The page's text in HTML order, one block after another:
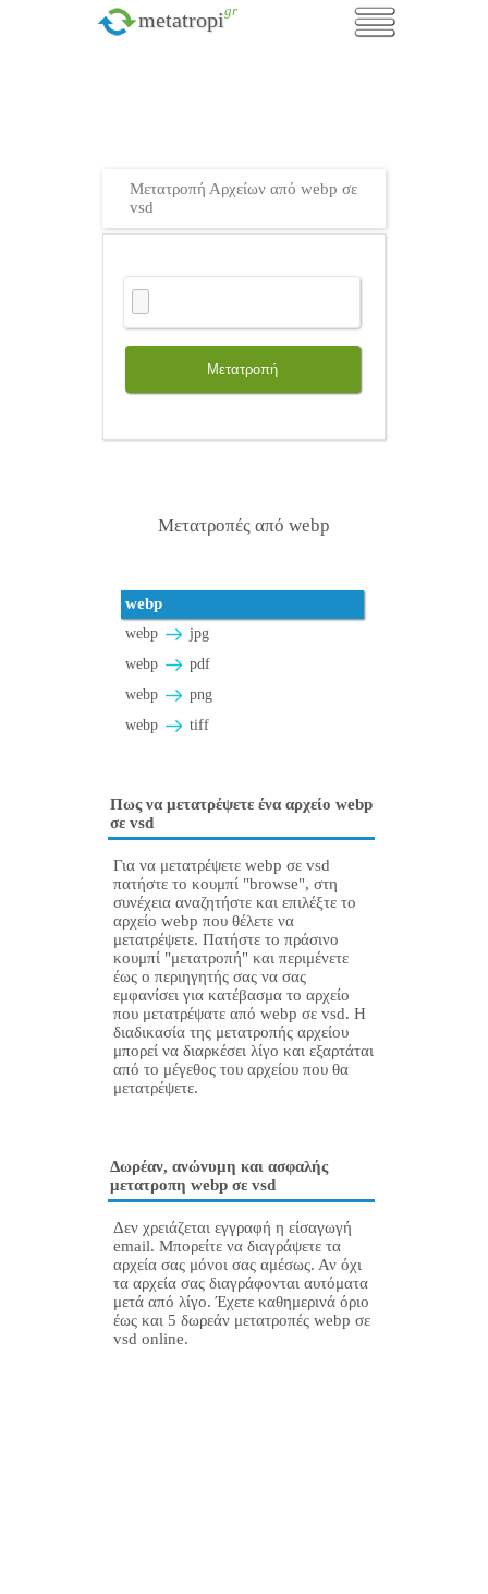
metatropi.gr
Μετατροπή Αρχείων από webp σε
vsd
Μετατροπή
Μετατροπές από webp
webp
webp
jpg
webp
pdf
webp
png
webp
tiff
Πως να μετατρέψετε ένα αρχείο webp
σε vsd
Για να μετατρέψετε webp σε vsd
πατήστε το κουμπί "browse", στη
συνέχεια αναζητήστε και επιλέξτε το
αρχείο webp που θέλετε να
μετατρέψετε. Πατήστε το πράσινο
κουμπί "μετατροπή" και περιμένετε
έως ο περιηγητής σας να σας
εμφανίσει για κατέβασμα το αρχείο
που μετατρέψατε από webp σε vsd. Η
διαδικασία της μετατροπής αρχείου
μπορεί να διαρκέσει λίγο και εξαρτάται
από το μέγεθος του αρχείου που θα
μετατρέψετε.
Δωρέαν, ανώνυμη και ασφαλής
μετατροπη webp σε vsd
Δεν χρειάζεται εγγραφή η είσαγωγή
email. Μπορείτε να διαγράψετε τα
αρχεία σας μόνοι σας αμέσως. Αν όχι
τα αρχεία σας διαγράφονται αυτόματα
μετά από λίγο. Έχετε καθημερινά όριο
έως και 5 δωρεάν μετατροπές webp σε
vsd online.